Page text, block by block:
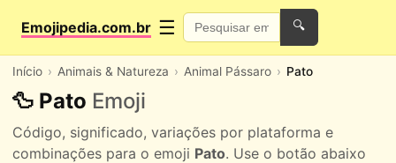
Emojipedia.com.br ☰ 🔍
Início Animais & Natureza Animal Pássaro Pato
🦆 Pato Emoji
Código, significado, variações por plataforma e
combinações para o emoji Pato. Use o botão abaixo